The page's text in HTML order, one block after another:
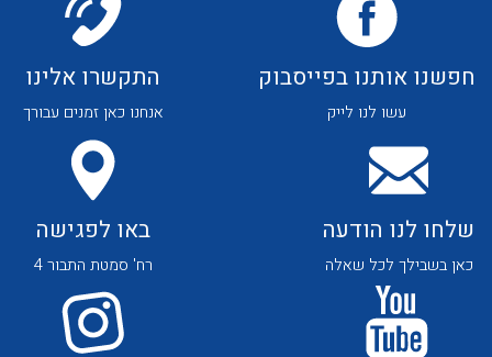
לכל מוצרי היצרן לכל מוצרי היצרן
חפשנו אותנו בפייסבוק
עשו לנו לייק
התקשרו אלינו
אנחנו כאן זמנים עבורך
שלחו לנו הודעה
כאן בשבילך לכל שאלה
באו לפגישה
רח' סמטת התבור 4